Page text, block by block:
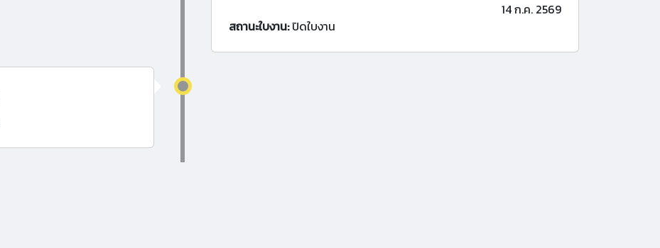
14 ก.ค. 2569
สถานะใบงาน:ปิดใบงาน